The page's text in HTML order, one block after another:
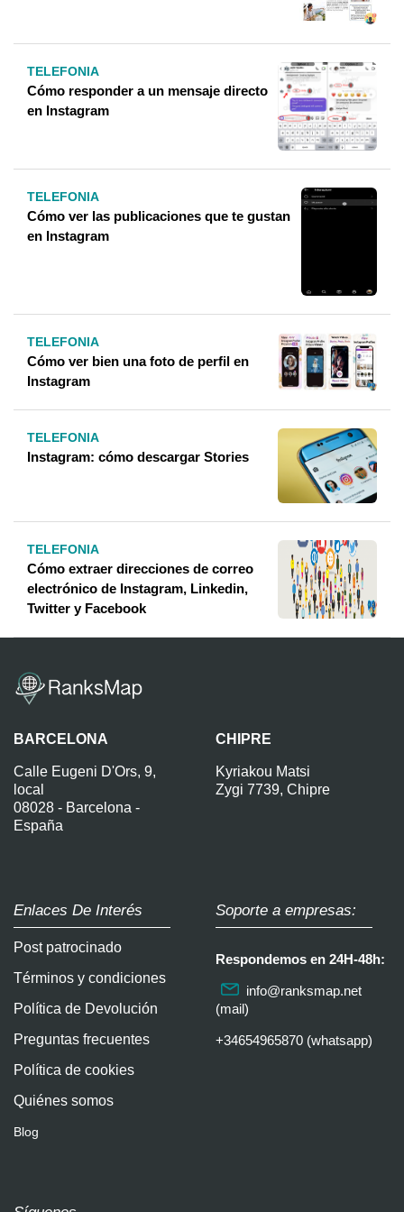
TELEFONIA
Cómo responder a un mensaje directo
en Instagram
TELEFONIA
Cómo ver las publicaciones que te gustan
en Instagram
TELEFONIA
Cómo ver bien una foto de perfil en
Instagram
TELEFONIA
Instagram: cómo descargar Stories
TELEFONIA
Cómo extraer direcciones de correo
electrónico de Instagram, Linkedin,
Twitter y Facebook
BARCELONA
Calle Eugeni D'Ors, 9,
local
08028 - Barcelona -
España
CHIPRE
Kyriakou Matsi
Zygi 7739, Chipre
Enlaces De Interés
Post patrocinado
Términos y condiciones
Política de Devolución
Preguntas frecuentes
Política de cookies
Quiénes somos
Blog
Soporte a empresas:
Respondemos en 24H-48h:
info@ranksmap.net
(mail)
+34654965870 (whatsapp)